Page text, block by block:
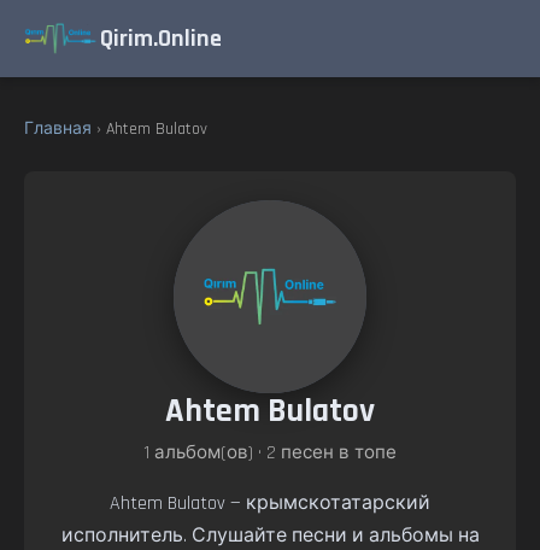
Qirim.Online
Главная › Ahtem Bulatov
Ahtem Bulatov
1 альбом(ов) • 2 песен в топе
Ahtem Bulatov — крымскотатарский
исполнитель. Слушайте песни и альбомы на